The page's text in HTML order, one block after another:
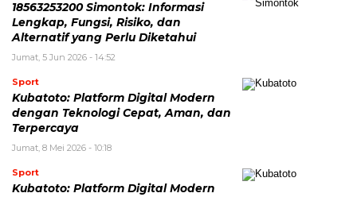
18563253200 Simontok: Informasi
Lengkap, Fungsi, Risiko, dan
Alternatif yang Perlu Diketahui
Jumat, 5 Jun 2026 - 14:52
Sport
Kubatoto: Platform Digital Modern
dengan Teknologi Cepat, Aman, dan
Terpercaya
Jumat, 8 Mei 2026 - 10:18
Sport
Kubatoto: Platform Digital Modern